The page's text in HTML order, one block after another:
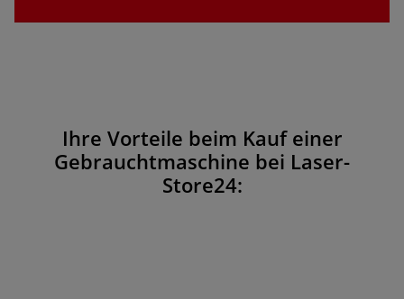
Ihre Vorteile beim Kauf einer
Gebrauchtmaschine bei Laser-
Store24: